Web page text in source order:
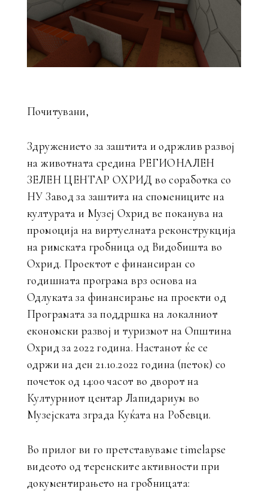
Почитувани,
Здружението за заштита и одржлив развој
на животната средина РЕГИОНАЛЕН
ЗЕЛЕН ЦЕНТАР ОХРИД во соработка со
НУ Завод за заштита на спомениците на
културата и Музеј Охрид ве поканува на
промоција на виртуелната реконструкција
на римската гробница од Видобишта во
Охрид. Проектот е финансиран со
годишната програма врз основа на
Одлуката за финансирање на проекти од
Програмата за поддршка на локалниот
економски развој и туризмот на Општина
Охрид за 2022 година. Настанот ќе се
одржи на ден 21.10.2022 година (петок) со
почеток од 14:00 часот во дворот на
Културниот центар Лапидариум во
Музејската зграда Куќата на Робевци.
Во прилог ви го претставуваме timelapse
видеото од теренските активности при
документирањето на гробницата: